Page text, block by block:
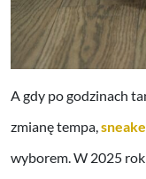
A gdy po godzinach
zmianę tempa,
wyborem. W 2025